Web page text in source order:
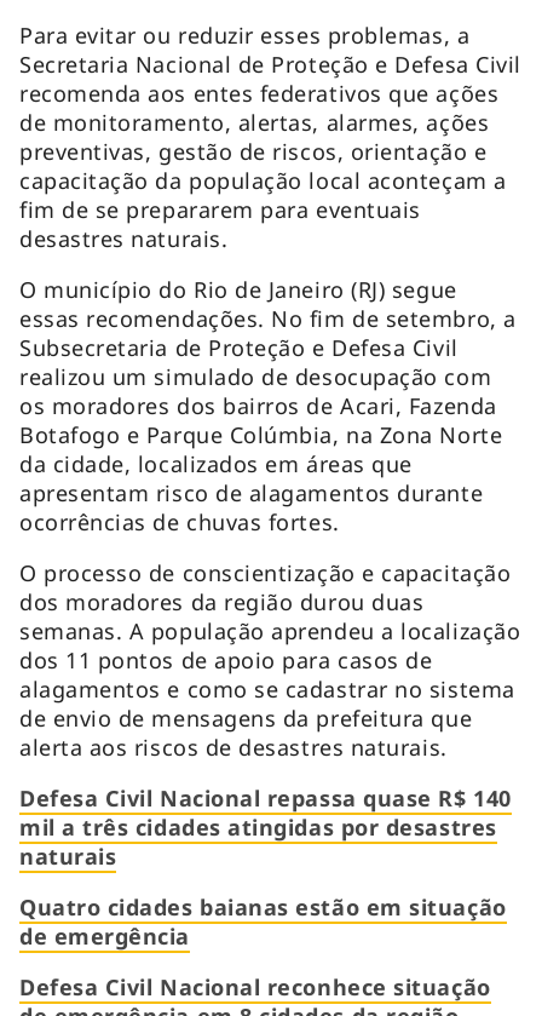
Para evitar ou reduzir esses problemas, a
Secretaria Nacional de Proteção e Defesa Civil
recomenda aos entes federativos que ações
de monitoramento, alertas, alarmes, ações
preventivas, gestão de riscos, orientação e
capacitação da população local aconteçam a
fim de se prepararem para eventuais
desastres naturais.
O município do Rio de Janeiro (RJ) segue
essas recomendações. No fim de setembro, a
Subsecretaria de Proteção e Defesa Civil
realizou um simulado de desocupação com
os moradores dos bairros de Acari, Fazenda
Botafogo e Parque Colúmbia, na Zona Norte
da cidade, localizados em áreas que
apresentam risco de alagamentos durante
ocorrências de chuvas fortes.
O processo de conscientização e capacitação
dos moradores da região durou duas
semanas. A população aprendeu a localização
dos 11 pontos de apoio para casos de
alagamentos e como se cadastrar no sistema
de envio de mensagens da prefeitura que
alerta aos riscos de desastres naturais.
Defesa Civil Nacional repassa quase R$ 140
mil a três cidades atingidas por desastres
naturais
Quatro cidades baianas estão em situação
de emergência
Defesa Civil Nacional reconhece situação